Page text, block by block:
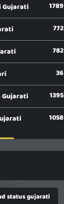
Gujarati 1789
772
782
36
Gujarati 1395
1058
status gujarati